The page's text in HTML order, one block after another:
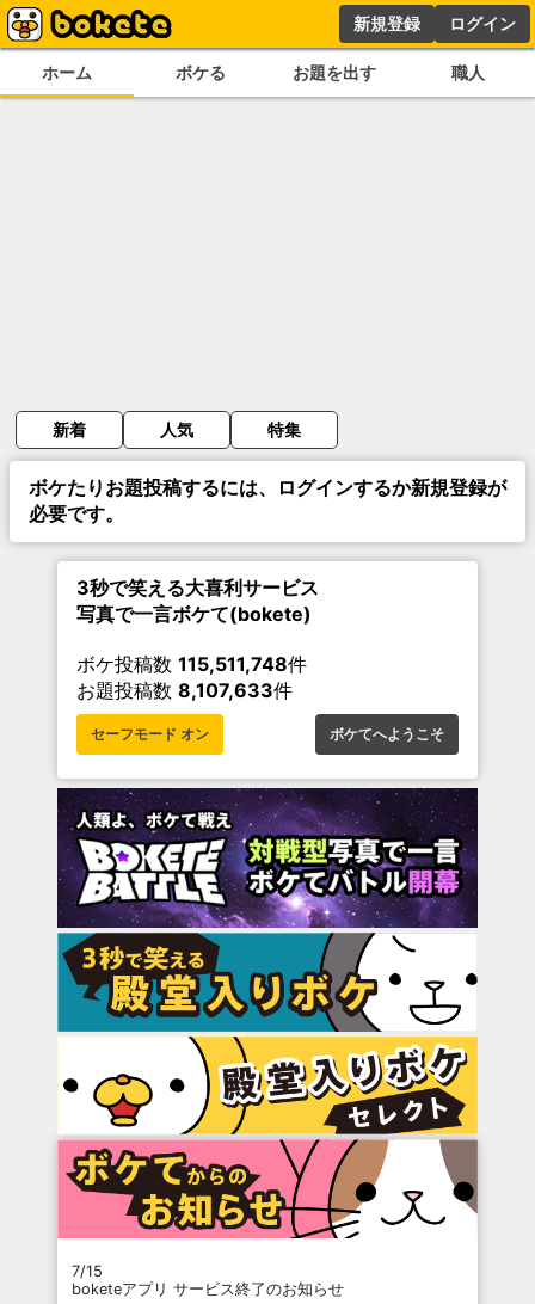
新規登録 ログイン
ホーム ボケる お題を出す 職人
新着 人気 特集
ボケたりお題投稿するには、ログインするか新規登録が
必要です。
3秒で笑える大喜利サービス
写真で一言ボケて(bokete)
ボケ投稿数 115,511,748件
お題投稿数 8,107,633件
セーフモード オン ボケてへようこそ
7/15
boketeアプリ サービス終了のお知らせ